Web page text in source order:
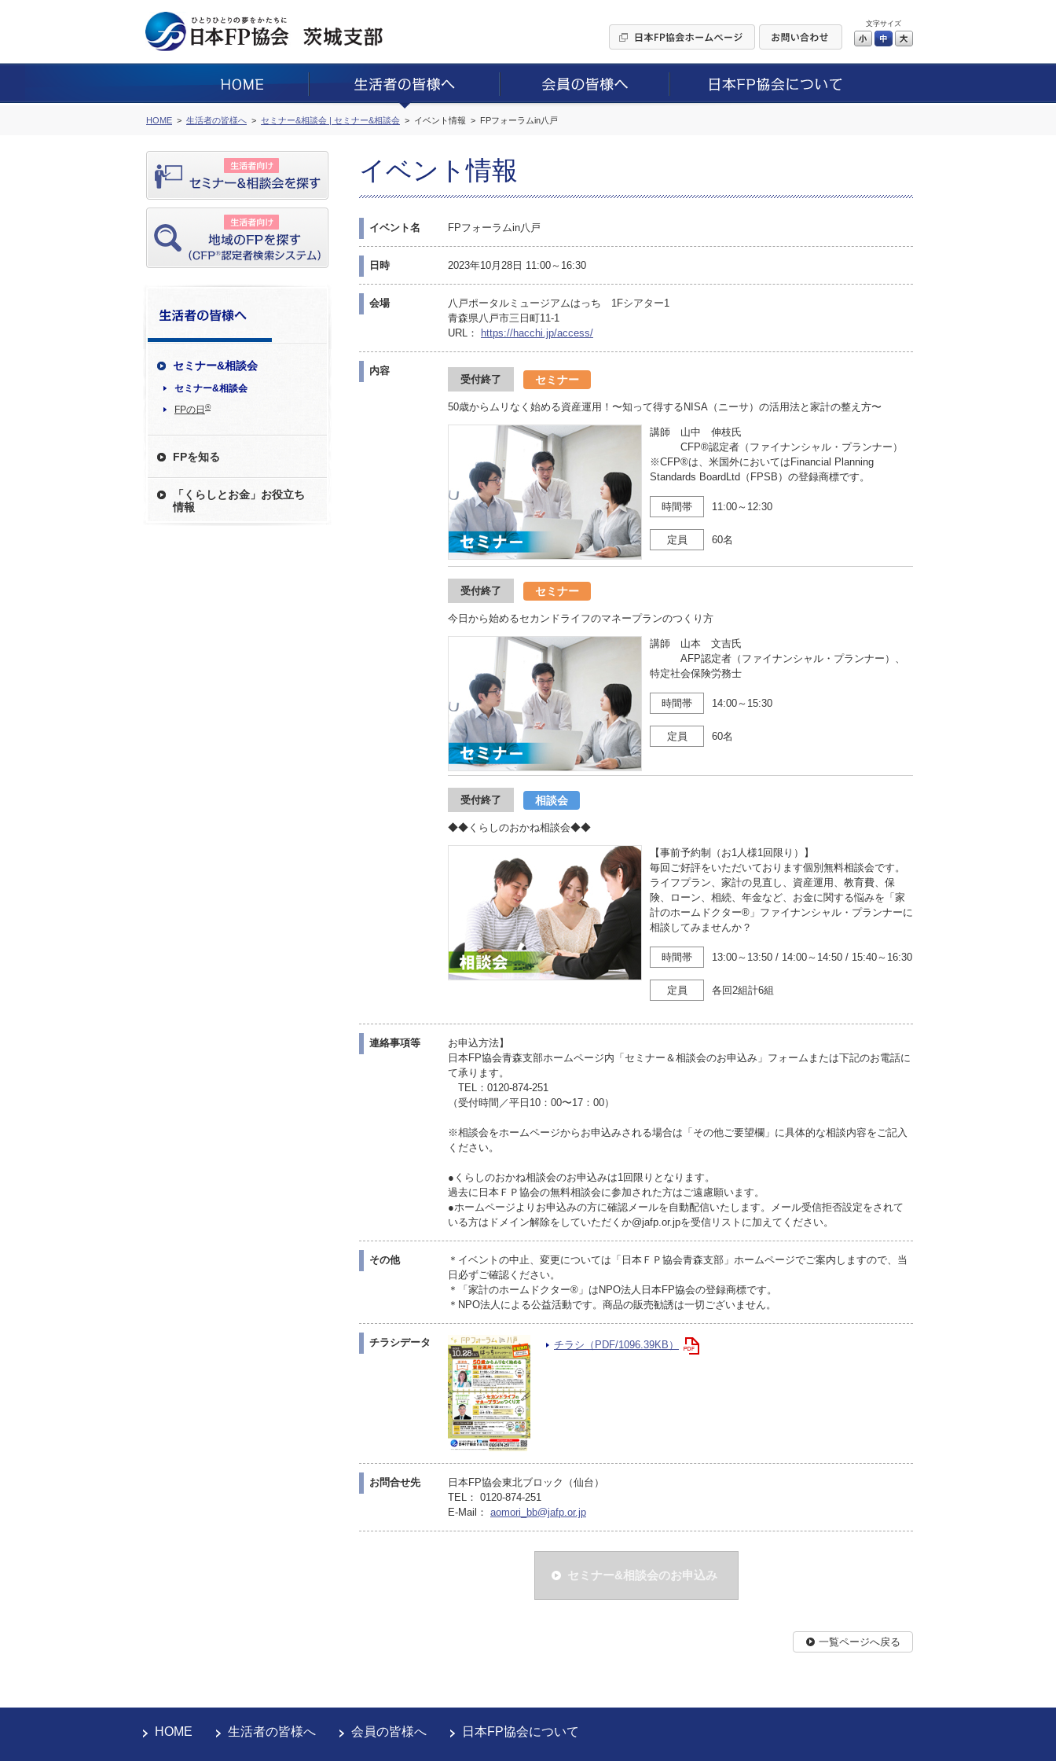
文字サイズ
小 中
HOME 生活者の皆様へ セミナー&相談会 | セミナー&相談会 イベント情報 FPフォーラムin八戸
セミナー&相談会
セミナー&相談会
FPの日 ®
FPを知る
「くらしとお金」お役立ち
情報
イベント情報
イベント名 FPフォーラムin八戸
日時 2023年10月28日 11:00～16:30
会場
八戸ポータルミュージアムはっち 1Fシアター1
青森県八戸市三日町11-1
URL：
https://hacchi.jp/access/
内容
受付終了 セミナー
50歳からムリなく始める資産運用！〜知って得するNISA（ニーサ）の活用法と家計の整え方〜
講師 山中 伸枝氏
CFP®認定者（ファイナンシャル・プランナー）
※CFP®は、米国外においてはFinancial Planning
Standards BoardLtd（FPSB）の登録商標です。
時間帯 11:00～12:30
定員 60名
受付終了 セミナー
今日から始めるセカンドライフのマネープランのつくり方
講師 山本 文吉氏
AFP認定者（ファイナンシャル・プランナー）、
特定社会保険労務士
時間帯 14:00～15:30
定員 60名
受付終了 相談会
◆◆くらしのおかね相談会◆◆
【事前予約制（お1人様1回限り）】
毎回ご好評をいただいております個別無料相談会です。
ライフプラン、家計の見直し、資産運用、教育費、保
険、ローン、相続、年金など、お金に関する悩みを「家
計のホームドクター®」ファイナンシャル・プランナーに
相談してみませんか？
時間帯 13:00～13:50 / 14:00～14:50 / 15:40～16:30
定員 各回2組計6組
連絡事項等
お申込方法】
日本FP協会青森支部ホームページ内「セミナー＆相談会のお申込み」フォームまたは下記のお電話に
て承ります。
TEL：0120-874-251
（受付時間／平日10：00〜17：00）
※相談会をホームページからお申込みされる場合は「その他ご要望欄」に具体的な相談内容をご記入
ください。
●くらしのおかね相談会のお申込みは1回限りとなります。
過去に日本ＦＰ協会の無料相談会に参加された方はご遠慮願います。
●ホームページよりお申込みの方に確認メールを自動配信いたします。メール受信拒否設定をされて
いる方はドメイン解除をしていただくか@jafp.or.jpを受信リストに加えてください。
その他
＊イベントの中止、変更については「日本ＦＰ協会青森支部」ホームページでご案内しますので、当
日必ずご確認ください。
＊「家計のホームドクター®」はNPO法人日本FP協会の登録商標です。
＊NPO法人による公益活動です。商品の販売勧誘は一切ございません。
チラシデータ チラシ（PDF/1096.39KB）
お問合せ先
日本FP協会東北ブロック（仙台）
TEL： 0120-874-251
E-Mail： aomori_bb@jafp.or.jp
セミナー&相談会のお申込み
一覧ページへ戻る
HOME 生活者の皆様へ 会員の皆様へ 日本FP協会について